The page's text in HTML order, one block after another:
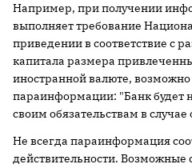
Например, при получении
выполняет требование
приведении в соответствие с
капитала размера
иностранной валюте,
параинформации: "Банк будет
своим обязательствам в
Не всегда параинформация
действительности. Возможные